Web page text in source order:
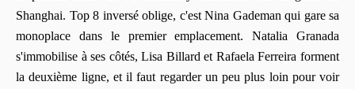
Shanghai. Top 8 inversé oblige, c'est Nina Gademan qui gare sa
monoplace dans le premier emplacement. Natalia Granada
s'immobilise à ses côtés, Lisa Billard et Rafaela Ferreira forment
la deuxième ligne, et il faut regarder un peu plus loin pour voir